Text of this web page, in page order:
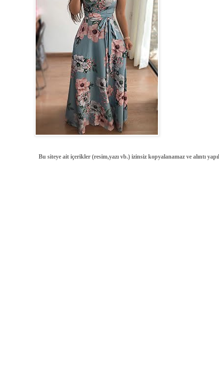
Bu siteye ait içerikler (resim,yazı vb.) izinsiz kopyalanamaz ve alıntı